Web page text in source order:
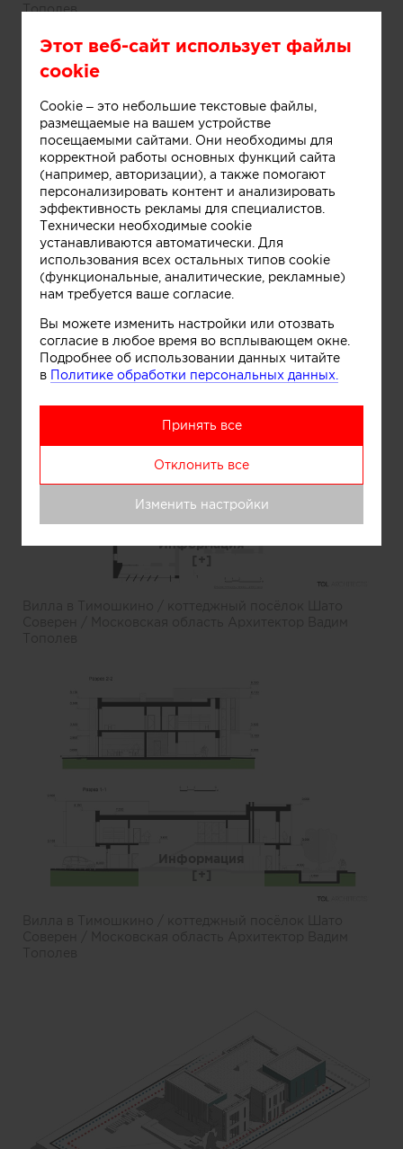
Тополев
Информация
Вилла в Тимошкино / коттеджный посёлок Шато
Тополев
Информация
Этот веб-сайт использует файлы
cookie
Cookie – это небольшие текстовые файлы,
размещаемые на вашем устройстве
посещаемыми сайтами. Они необходимы для
корректной работы основных функций сайта
(например, авторизации), а также помогают
персонализировать контент и анализировать
эффективность рекламы для специалистов.
Технически необходимые cookie
устанавливаются автоматически. Для
использования всех остальных типов cookie
(функциональные, аналитические, рекламные)
нам требуется ваше согласие.
Вы можете изменить настройки или отозвать
согласие в любое время во всплывающем окне.
Подробнее об использовании данных читайте
в Политике обработки персональных данных.
Принять все
Отклонить все
Изменить настройки